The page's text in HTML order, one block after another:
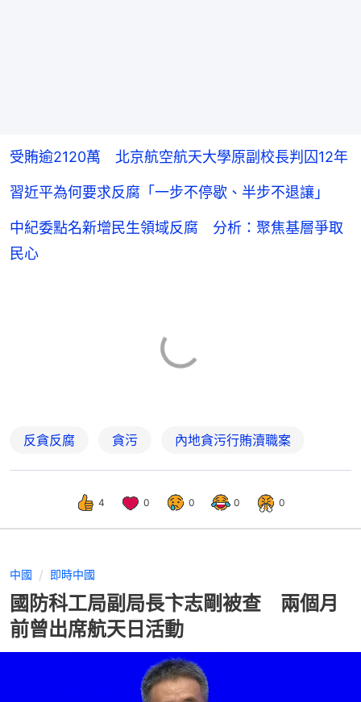
受賄逾2120萬 北京航空航天大學原副校長判囚12年
習近平為何要求反腐「一步不停歇、半步不退讓」
中紀委點名新增民生領域反腐 分析：聚焦基層爭取
民心
反貪反腐 貪污 內地貪污行賄瀆職案
4 0 0 0 0
中國 即時中國
國防科工局副局長卞志剛被查 兩個月
前曾出席航天日活動